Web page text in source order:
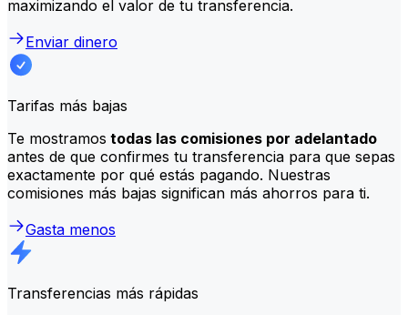
maximizando el valor de tu transferencia.
Enviar dinero
Tarifas más bajas
Te mostramos todas las comisiones por adelantado
antes de que confirmes tu transferencia para que sepas
exactamente por qué estás pagando. Nuestras
comisiones más bajas significan más ahorros para ti.
Gasta menos
Transferencias más rápidas